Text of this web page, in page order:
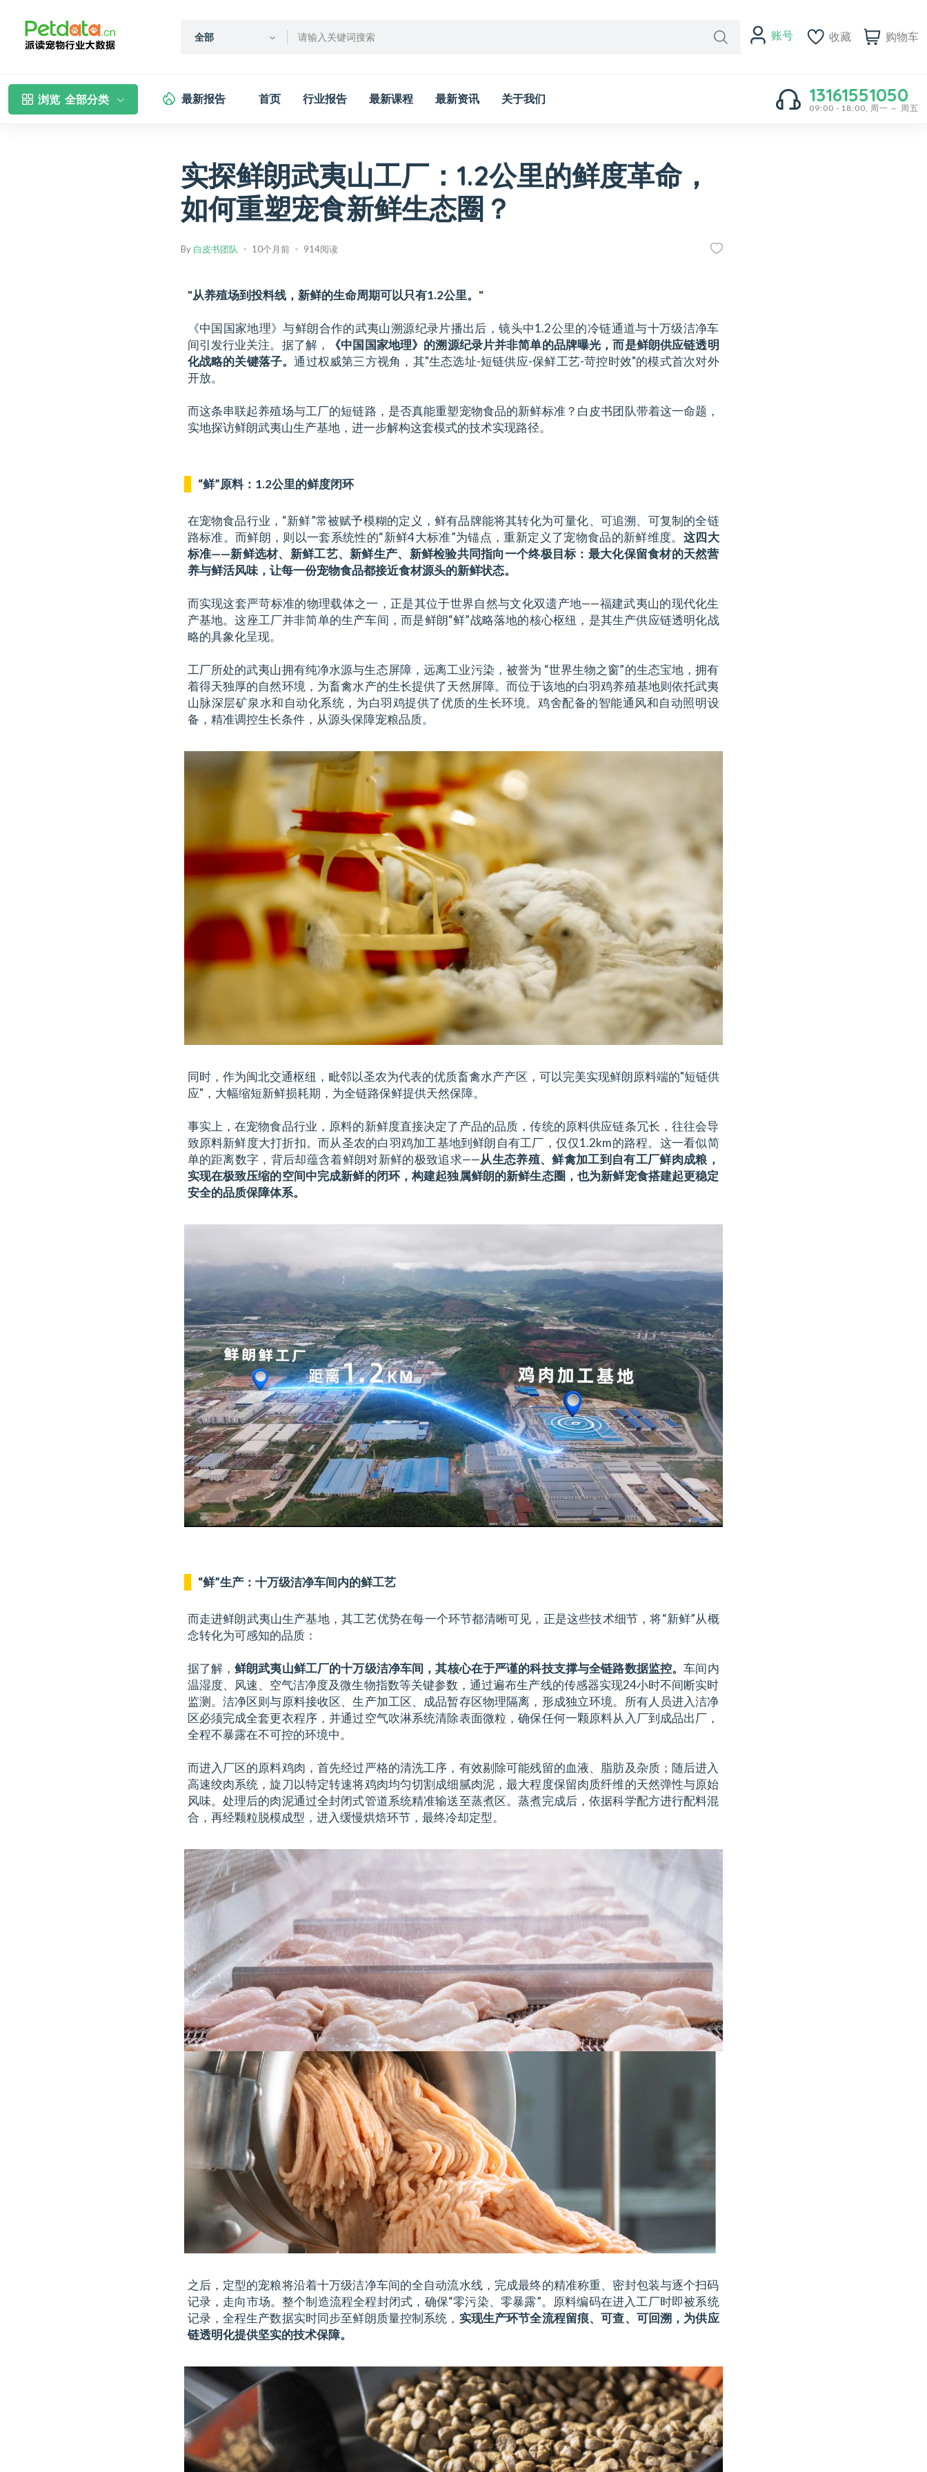
全部 账号 收藏 购物车
浏览 全部分类 最新报告 首页 行业报告 最新课程 最新资讯 关于我们 13161551050
09:00 - 18:00, 周一 ～ 周五
实探鲜朗武夷山工厂：1.2公里的鲜度革命，
如何重塑宠食新鲜生态圈？
By 白皮书团队 10个月前 914阅读
"从养殖场到投料线，新鲜的生命周期可以只有1.2公里。"
《中国国家地理》与鲜朗合作的武夷山溯源纪录片播出后，镜头中1.2公里的冷链通道与十万级洁净车
间引发行业关注。据了解，
《中国国家地理》的溯源纪录片并非简单的品牌曝光，而是鲜朗供应链透明
化战略的关键落子。通过权威第三方视角，其"生态选址-短链供应-保鲜工艺-苛控时效"的模式首次对外
开放。
而这条串联起养殖场与工厂的短链路，是否真能重塑宠物食品的新鲜标准？白皮书团队带着这一命题，
实地探访鲜朗武夷山生产基地，进一步解构这套模式的技术实现路径。
“鲜”原料：1.2公里的鲜度闭环
在宠物食品行业，“新鲜”常被赋予模糊的定义，鲜有品牌能将其转化为可量化、可追溯、可复制的全链
路标准。而鲜朗，则以一套系统性的“新鲜4大标准”为锚点，重新定义了宠物食品的新鲜维度。 这四大
标准——新鲜选材、新鲜工艺、新鲜生产、新鲜检验共同指向一个终极目标：最大化保留食材的天然营
养与鲜活风味，让每一份宠物食品都接近食材源头的新鲜状态。
而实现这套严苛标准的物理载体之一，正是其位于世界自然与文化双遗产地——福建武夷山的现代化生
产基地。这座工厂并非简单的生产车间，而是鲜朗“鲜”战略落地的核心枢纽，是其生产供应链透明化战
略的具象化呈现。
工厂所处的武夷山拥有纯净水源与生态屏障，远离工业污染，被誉为 “世界生物之窗”的生态宝地，拥有
着得天独厚的自然环境，为畜禽水产的生长提供了天然屏障。而位于该地的白羽鸡养殖基地则依托武夷
山脉深层矿泉水和自动化系统，为白羽鸡提供了优质的生长环境。鸡舍配备的智能通风和自动照明设
备，精准调控生长条件，从源头保障宠粮品质。
同时，作为闽北交通枢纽，毗邻以圣农为代表的优质畜禽水产产区，可以完美实现鲜朗原料端的"短链供
应"，大幅缩短新鲜损耗期，为全链路保鲜提供天然保障。
事实上，在宠物食品行业，原料的新鲜度直接决定了产品的品质，传统的原料供应链条冗长，往往会导
致原料新鲜度大打折扣。而从圣农的白羽鸡加工基地到鲜朗自有工厂，仅仅1.2km的路程。这一看似简
单的距离数字，背后却蕴含着鲜朗对新鲜的极致追求——从生态养殖、鲜禽加工到自有工厂鲜肉成粮，
实现在极致压缩的空间中完成新鲜的闭环，构建起独属鲜朗的新鲜生态圈，也为新鲜宠食搭建起更稳定
安全的品质保障体系。
“鲜”生产：十万级洁净车间内的鲜工艺
而走进鲜朗武夷山生产基地，其工艺优势在每一个环节都清晰可见，正是这些技术细节，将“新鲜”从概
念转化为可感知的品质：
据了解，鲜朗武夷山鲜工厂的十万级洁净车间，其核心在于严谨的科技支撑与全链路数据监控。车间内
温湿度、风速、空气洁净度及微生物指数等关键参数，通过遍布生产线的传感器实现24小时不间断实时
监测。洁净区则与原料接收区、生产加工区、成品暂存区物理隔离，形成独立环境。所有人员进入洁净
区必须完成全套更衣程序，并通过空气吹淋系统清除表面微粒，确保任何一颗原料从入厂到成品出厂，
全程不暴露在不可控的环境中。
而进入厂区的原料鸡肉，首先经过严格的清洗工序，有效剔除可能残留的血液、脂肪及杂质；随后进入
高速绞肉系统，旋刀以特定转速将鸡肉均匀切割成细腻肉泥，最大程度保留肉质纤维的天然弹性与原始
风味。处理后的肉泥通过全封闭式管道系统精准输送至蒸煮区。蒸煮完成后，依据科学配方进行配料混
合，再经颗粒脱模成型，进入缓慢烘焙环节，最终冷却定型。
之后，定型的宠粮将沿着十万级洁净车间的全自动流水线，完成最终的精准称重、密封包装与逐个扫码
记录，走向市场。整个制造流程全程封闭式，确保“零污染、零暴露”。原料编码在进入工厂时即被系统
记录，全程生产数据实时同步至鲜朗质量控制系统， 实现生产环节全流程留痕、可查、可回溯，为供应
链透明化提供坚实的技术保障。